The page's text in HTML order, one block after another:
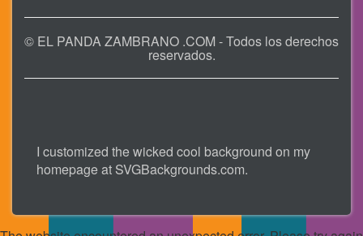
MENU
© EL PANDA ZAMBRANO .COM - Todos los derechos
reservados.
I customized the wicked cool background on my
homepage at SVGBackgrounds.com.